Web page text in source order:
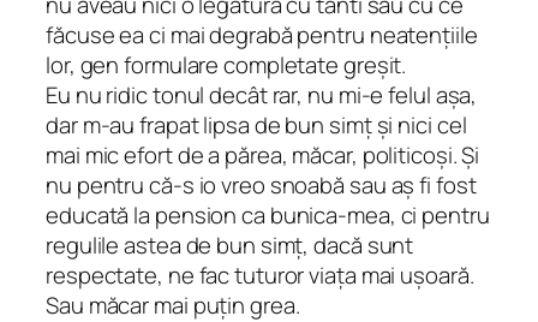
făcuse ea ci mai degrabă pentru neatențiile
lor, gen formulare completate greșit.
Eu nu ridic tonul decât rar, nu mi-e felul așa,
dar m-au frapat lipsa de bun simț și nici cel
mai mic efort de a părea, măcar, politicoși. Și
nu pentru că-s io vreo snoabă sau aș fi fost
educată la pension ca bunica-mea, ci pentru
regulile astea de bun simț, dacă sunt
respectate, ne fac tuturor viața mai ușoară.
Sau măcar mai puțin grea.